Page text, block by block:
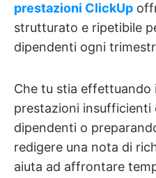
prestazioni ClickUp
strutturato e ripetibile
dipendenti ogni
Che tu stia effettuando
prestazioni insufficienti
dipendenti o
redigere una nota di
aiuta ad affrontare